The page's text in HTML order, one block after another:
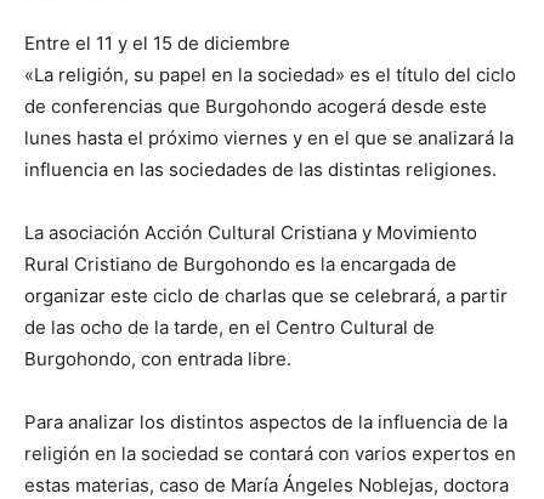
Entre el 11 y el 15 de diciembre
«La religión, su papel en la sociedad» es el título del ciclo
de conferencias que Burgohondo acogerá desde este
lunes hasta el próximo viernes y en el que se analizará la
influencia en las sociedades de las distintas religiones.
La asociación Acción Cultural Cristiana y Movimiento
Rural Cristiano de Burgohondo es la encargada de
organizar este ciclo de charlas que se celebrará, a partir
de las ocho de la tarde, en el Centro Cultural de
Burgohondo, con entrada libre.
Para analizar los distintos aspectos de la influencia de la
religión en la sociedad se contará con varios expertos en
estas materias, caso de María Ángeles Noblejas, doctora